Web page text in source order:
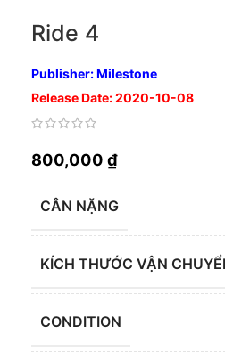
Ride 4
Publisher: Milestone
Release Date: 2020-10-08
800,000 ₫
CÂN NẶNG
KÍCH THƯỚC VẬN
CONDITION